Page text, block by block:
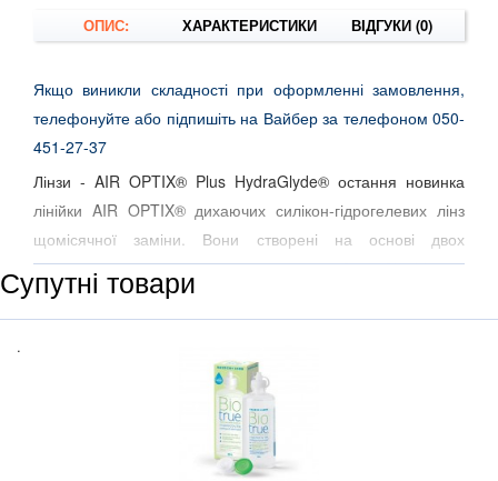
ОПИС: ХАРАКТЕРИСТИКИ ВІДГУКИ (0)
Якщо виникли складності при оформленні замовлення,
телефонуйте або підпишіть на Вайбер за телефоном 050-
451-27-37
Лінзи - AIR OPTIX® Plus HydraGlyde® остання новинка
лінійки AIR OPTIX® дихаючих силікон-гідрогелевих лінз
щомісячної заміни. Вони створені на основі двох
запатентованих інноваційних технологій SmartShield™ та
HydraGlyde®.
забезпечує чудову стійкість лінз до відкладень та тривале
зволоження для постійного комфорту з 1-го. по 30 день.
Зволожуюча матриця HydraGlyde® – це запатентована
компанією Алкон технологія, яка вже входить до складу
Супутні товари
.